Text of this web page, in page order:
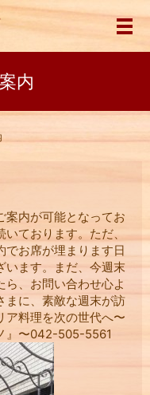
メ
内
案内が可能となってお
ております。ただ、
でお席が埋まります日
います。まだ、今週末
、お問い合わせ心よ
まに、素敵な週末が訪
ア料理を次の世代へ〜
』〜042-505-5561